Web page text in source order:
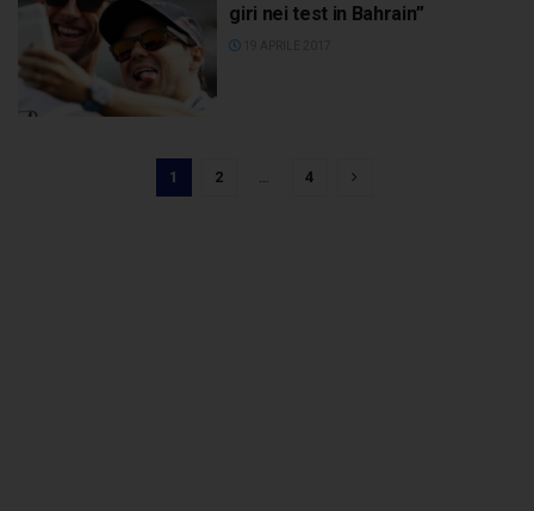
giri nei test in Bahrain”
1 2 … 4